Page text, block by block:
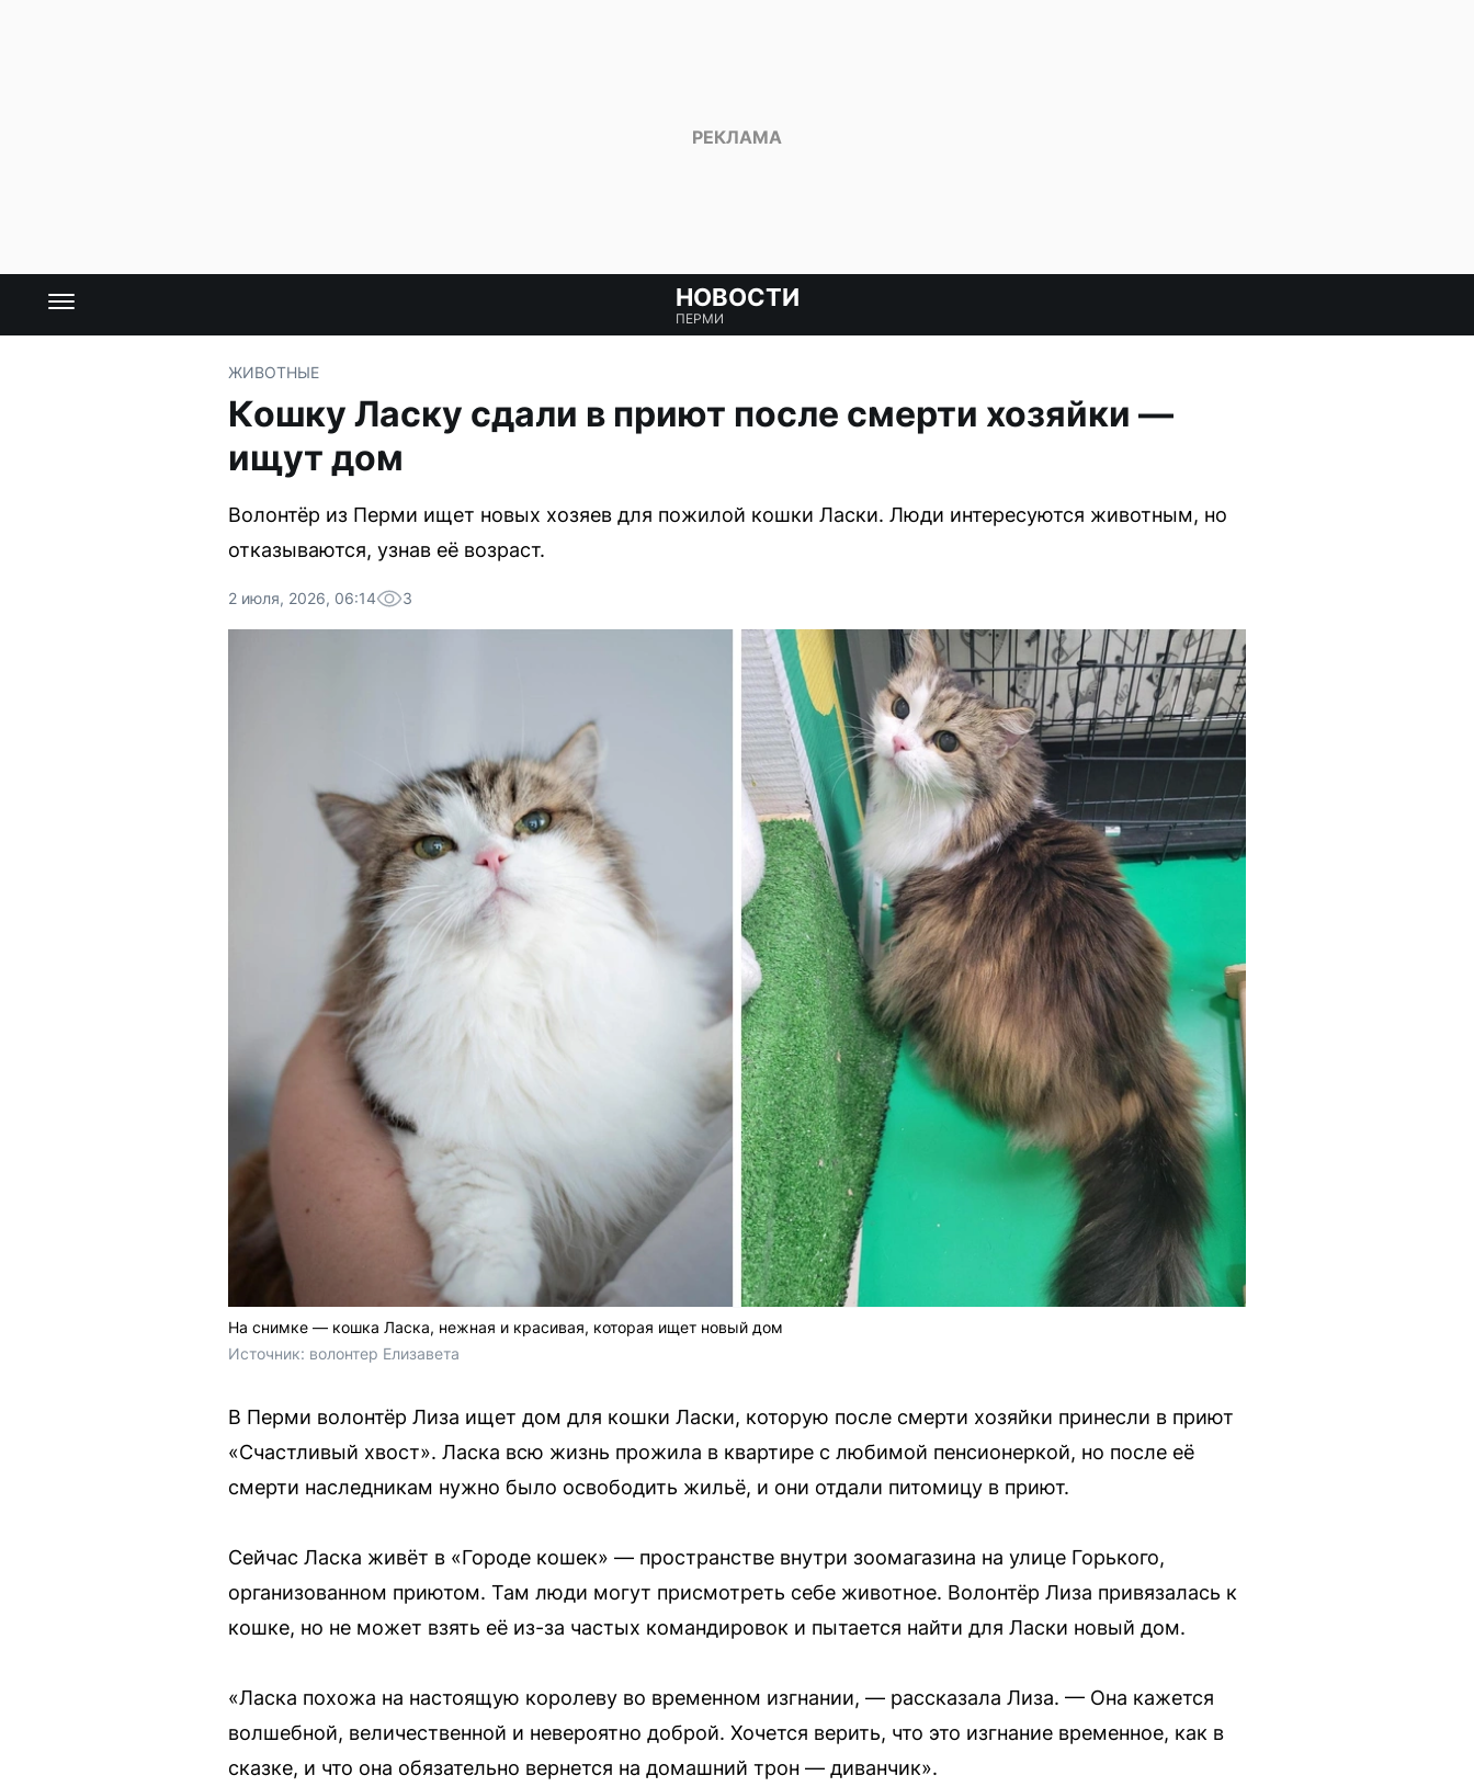
НОВОСТИ
ПЕРМИ
ЖИВОТНЫЕ
Кошку Ласку сдали в приют после смерти хозяйки —
ищут дом
Волонтёр из Перми ищет новых хозяев для пожилой кошки Ласки. Люди интересуются животным, но
отказываются, узнав её возраст.
2 июля, 2026, 06:14 3
На снимке — кошка Ласка, нежная и красивая, которая ищет новый дом
Источник: волонтер Елизавета
В Перми волонтёр Лиза ищет дом для кошки Ласки, которую после смерти хозяйки принесли в приют
«Счастливый хвост». Ласка всю жизнь прожила в квартире с любимой пенсионеркой, но после её
смерти наследникам нужно было освободить жильё, и они отдали питомицу в приют.
Сейчас Ласка живёт в «Городе кошек» — пространстве внутри зоомагазина на улице Горького,
организованном приютом. Там люди могут присмотреть себе животное. Волонтёр Лиза привязалась к
кошке, но не может взять её из-за частых командировок и пытается найти для Ласки новый дом.
«Ласка похожа на настоящую королеву во временном изгнании, — рассказала Лиза. — Она кажется
волшебной, величественной и невероятно доброй. Хочется верить, что это изгнание временное, как в
сказке, и что она обязательно вернется на домашний трон — диванчик».